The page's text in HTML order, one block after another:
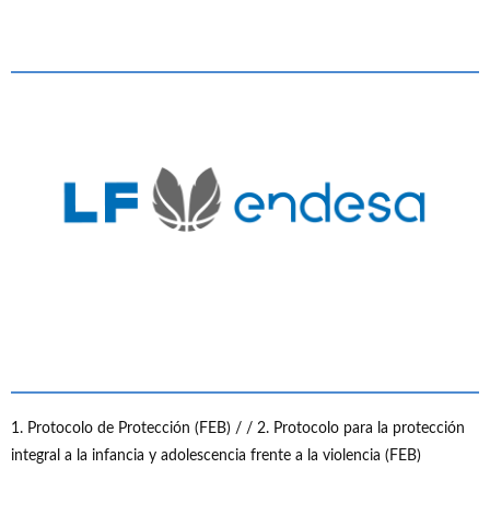
1. Protocolo de Protección (FEB) / / 2. Protocolo para la protección
integral a la infancia y adolescencia frente a la violencia (FEB)